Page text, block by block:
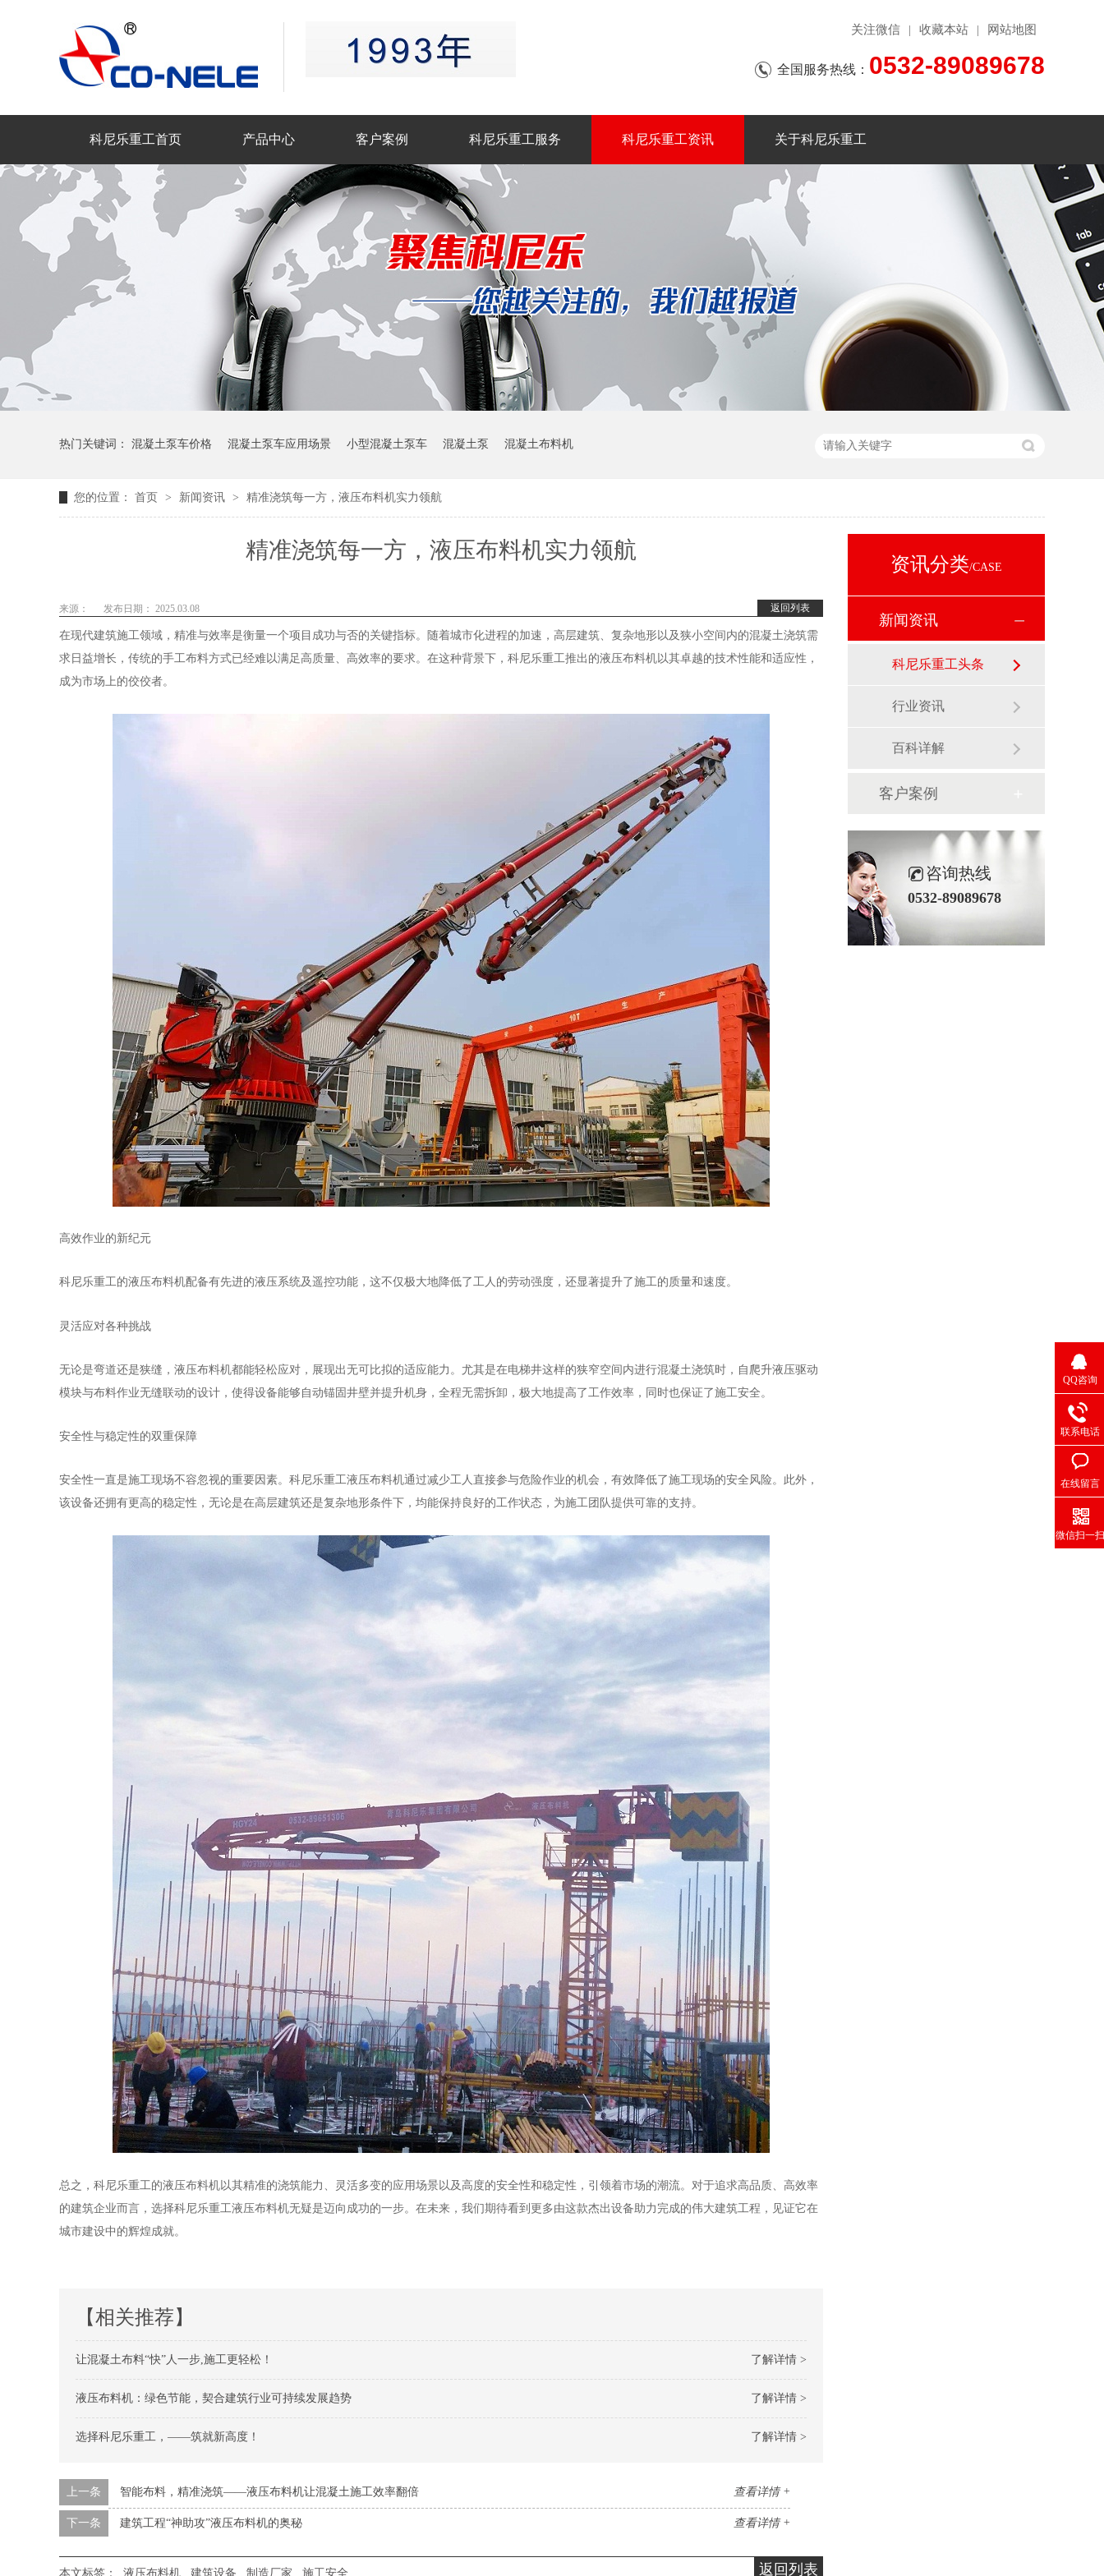
关注微信 收藏本站 网站地图
全国服务热线： 0532-89089678
科尼乐重工首页 产品中心 客户案例 科尼乐重工服务 科尼乐重工资讯 关于科尼乐重工
联系科尼乐重工
热门关键词： 混凝土泵车价格 混凝土泵车应用场景 小型混凝土泵车 混凝土泵 混凝土布料机
您的位置： 首页 > 新闻资讯 > 精准浇筑每一方，液压布料机实力领航
精准浇筑每一方，液压布料机实力领航
返回列表
来源： 发布日期： 2025.03.08
在现代建筑施工领域，精准与效率是衡量一个项目成功与否的关键指标。随着城市化进程的加速，高层建筑、复杂地形以及狭小空间内的混凝土浇筑需
求日益增长，传统的手工布料方式已经难以满足高质量、高效率的要求。在这种背景下，科尼乐重工推出的液压布料机以其卓越的技术性能和适应性，
成为市场上的佼佼者。
高效作业的新纪元
科尼乐重工的液压布料机配备有先进的液压系统及遥控功能，这不仅极大地降低了工人的劳动强度，还显著提升了施工的质量和速度。
灵活应对各种挑战
无论是弯道还是狭缝，液压布料机都能轻松应对，展现出无可比拟的适应能力。尤其是在电梯井这样的狭窄空间内进行混凝土浇筑时，自爬升液压驱动
模块与布料作业无缝联动的设计，使得设备能够自动锚固井壁并提升机身，全程无需拆卸，极大地提高了工作效率，同时也保证了施工安全。
安全性与稳定性的双重保障
安全性一直是施工现场不容忽视的重要因素。科尼乐重工液压布料机通过减少工人直接参与危险作业的机会，有效降低了施工现场的安全风险。此外，
该设备还拥有更高的稳定性，无论是在高层建筑还是复杂地形条件下，均能保持良好的工作状态，为施工团队提供可靠的支持。
总之，科尼乐重工的液压布料机以其精准的浇筑能力、灵活多变的应用场景以及高度的安全性和稳定性，引领着市场的潮流。对于追求高品质、高效率
的建筑企业而言，选择科尼乐重工液压布料机无疑是迈向成功的一步。在未来，我们期待看到更多由这款杰出设备助力完成的伟大建筑工程，见证它在
城市建设中的辉煌成就。
【相关推荐】
了解详情 >
让混凝土布料“快”人一步,施工更轻松！
了解详情 >
液压布料机：绿色节能，契合建筑行业可持续发展趋势
了解详情 >
选择科尼乐重工，——筑就新高度！
查看详情 +
上一条 智能布料，精准浇筑——液压布料机让混凝土施工效率翻倍
查看详情 +
下一条 建筑工程“神助攻”液压布料机的奥秘
返回列表
本文标签： 液压布料机 建筑设备 制造厂家 施工安全
资讯分类/CASE
新闻资讯
科尼乐重工头条
行业资讯
百科详解
客户案例
咨询热线
0532-89089678
QQ咨询
联系电话
在线留言
微信扫一扫